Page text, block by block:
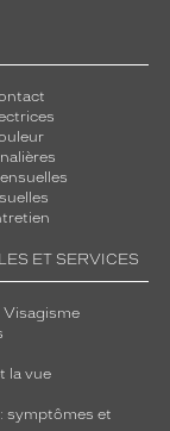
ET SERVICES
Visagisme
la vue
symptômes et